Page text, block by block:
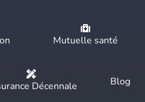
Mutuelle santé
Décennale Blog